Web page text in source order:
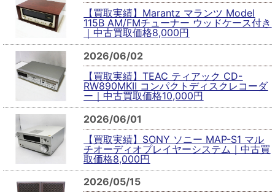
【買取実績】Marantz マランツ Model
115B AM/FMチューナー ウッドケース付き
｜中古買取価格8,000円
2026/06/02
【買取実績】TEAC ティアック CD-
RW890MKII コンパクトディスクレコーダ
ー｜中古買取価格10,000円
2026/06/01
【買取実績】SONY ソニー MAP-S1 マル
チオーディオプレイヤーシステム｜中古買
取価格8,000円
2026/05/15